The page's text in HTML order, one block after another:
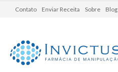
Contato Enviar Receita Sobre Blog